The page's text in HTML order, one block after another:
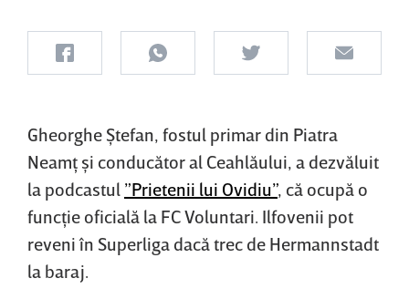
Gheorghe Ştefan, fostul primar din Piatra
Neamţ şi conducător al Ceahlăului, a dezvăluit
la podcastul ”Prietenii lui Ovidiu”, că ocupă o
funcţie oficială la FC Voluntari. Ilfovenii pot
reveni în Superliga dacă trec de Hermannstadt
la baraj.